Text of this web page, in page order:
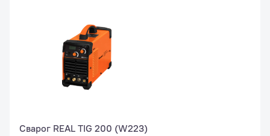
Сварог REAL TIG 200 (W223)